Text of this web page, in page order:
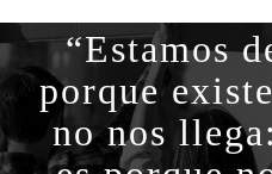
INSTITUCIONAL
OBSERVATORIO
“Estamos
porque
no nos